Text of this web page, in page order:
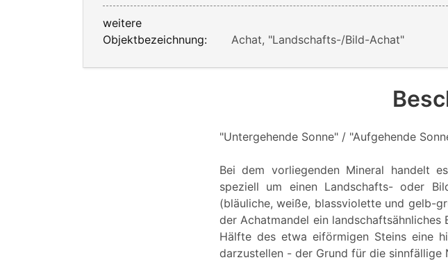
weitere
Objektbezeichnung:
Achat, "Landschafts-/Bild-Achat"
"Untergehende Sonne" / "Aufgehende
Bei dem vorliegenden Mineral handelt
speziell um einen Landschafts- oder
(bläuliche, weiße, blassviolette und gelb-
der Achatmandel ein
Hälfte des etwa eiförmigen Steins eine
darzustellen - der Grund für die sinnfällige